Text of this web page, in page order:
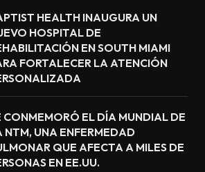
HEALTH INAUGURA UN
HOSPITAL DE
EN SOUTH MIAMI
FORTALECER LA ATENCIÓN
CONMEMORÓ EL DÍA MUNDIAL DE
NTM, UNA ENFERMEDAD
QUE AFECTA A MILES DE
EN EE.UU.